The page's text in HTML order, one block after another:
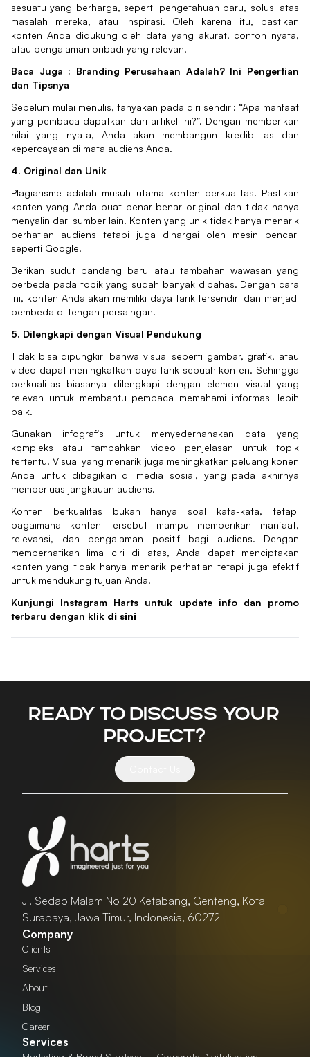
sesuatu yang berharga, seperti pengetahuan baru, solusi atas
masalah mereka, atau inspirasi. Oleh karena itu, pastikan
konten Anda didukung oleh data yang akurat, contoh nyata,
atau pengalaman pribadi yang relevan.
Baca Juga : Branding Perusahaan Adalah? Ini Pengertian
dan Tipsnya
Sebelum mulai menulis, tanyakan pada diri sendiri: “Apa manfaat
yang pembaca dapatkan dari artikel ini?”. Dengan memberikan
nilai yang nyata, Anda akan membangun kredibilitas dan
kepercayaan di mata audiens Anda.
4. Original dan Unik
Plagiarisme adalah musuh utama konten berkualitas. Pastikan
konten yang Anda buat benar-benar original dan tidak hanya
menyalin dari sumber lain. Konten yang unik tidak hanya menarik
perhatian audiens tetapi juga dihargai oleh mesin pencari
seperti Google.
Berikan sudut pandang baru atau tambahan wawasan yang
berbeda pada topik yang sudah banyak dibahas. Dengan cara
ini, konten Anda akan memiliki daya tarik tersendiri dan menjadi
pembeda di tengah persaingan.
5. Dilengkapi dengan Visual Pendukung
Tidak bisa dipungkiri bahwa visual seperti gambar, grafik, atau
video dapat meningkatkan daya tarik sebuah konten. Sehingga
berkualitas biasanya dilengkapi dengan elemen visual yang
relevan untuk membantu pembaca memahami informasi lebih
baik.
Gunakan infografis untuk menyederhanakan data yang
kompleks atau tambahkan video penjelasan untuk topik
tertentu. Visual yang menarik juga meningkatkan peluang konen
Anda untuk dibagikan di media sosial, yang pada akhirnya
memperluas jangkauan audiens.
Konten berkualitas bukan hanya soal kata-kata, tetapi
bagaimana konten tersebut mampu memberikan manfaat,
relevansi, dan pengalaman positif bagi audiens. Dengan
memperhatikan lima ciri di atas, Anda dapat menciptakan
konten yang tidak hanya menarik perhatian tetapi juga efektif
untuk mendukung tujuan Anda.
Kunjungi Instagram Harts untuk update info dan promo
terbaru dengan klik di sini
Ready to discuss your
project?
Jl. Sedap Malam No 20 Ketabang, Genteng, Kota
Surabaya, Jawa Timur, Indonesia, 60272
Company
Clients
Services
About
Blog
Career
Services